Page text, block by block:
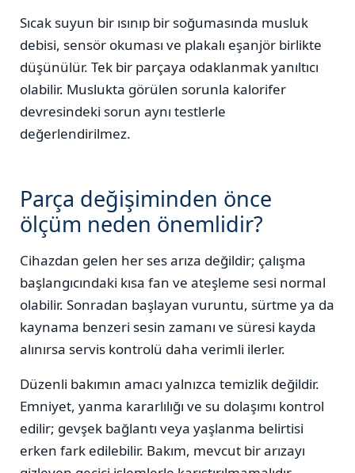
Sıcak suyun bir ısınıp bir soğumasında musluk
debisi, sensör okuması ve plakalı eşanjör birlikte
düşünülür. Tek bir parçaya odaklanmak yanıltıcı
olabilir. Muslukta görülen sorunla kalorifer
devresindeki sorun aynı testlerle
değerlendirilmez.
Parça değişiminden önce
ölçüm neden önemlidir?
Cihazdan gelen her ses arıza değildir; çalışma
başlangıcındaki kısa fan ve ateşleme sesi normal
olabilir. Sonradan başlayan vuruntu, sürtme ya da
kaynama benzeri sesin zamanı ve süresi kayda
alınırsa servis kontrolü daha verimli ilerler.
Düzenli bakımın amacı yalnızca temizlik değildir.
Emniyet, yanma kararlılığı ve su dolaşımı kontrol
edilir; gevşek bağlantı veya yaşlanma belirtisi
erken fark edilebilir. Bakım, mevcut bir arızayı